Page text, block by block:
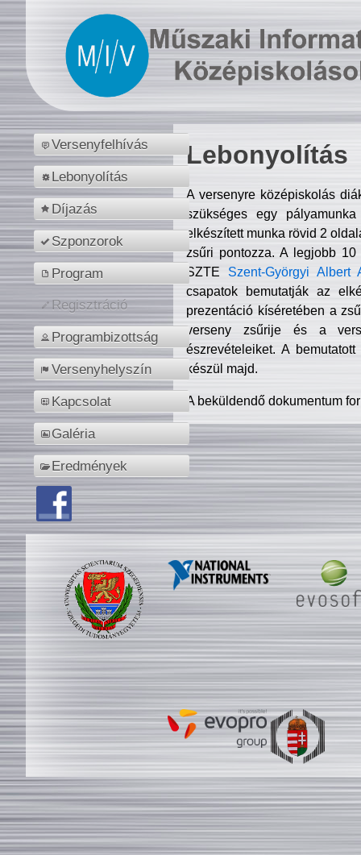
Versenyfelhívás
Lebonyolítás
Díjazás
Szponzorok
Program
Regisztráció
Programbizottság
Versenyhelyszín
Kapcsolat
Galéria
Eredmények
Lebonyolítás
A versenyre középiskolás
szükséges egy
elkészített munka rövid 2
zsűri pontozza. A legjobb
SZTE Szent-Györgyi Albert
csapatok bemutatják az
prezentáció kíséretében a
verseny zsűrije és a
észrevételeiket. A
készül majd.
A beküldendő dokumentum